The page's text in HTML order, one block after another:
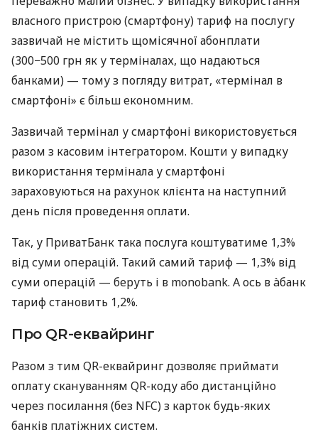
власного пристрою (смартфону) тариф на послугу
зазвичай не містить щомісячної абонплати
(300−500 грн як у терміналах, що надаються
банками) — тому з погляду витрат, «термінал в
смартфоні» є більш економним.
Зазвичай термінал у смартфоні використовується
разом з касовим інтегратором. Кошти у випадку
використання термінала у смартфоні
зараховуються на рахунок клієнта на наступний
день після проведення оплати.
Так, у ПриватБанк така послуга коштуватиме 1,3%
від суми операцій. Такий самий тариф — 1,3% від
суми операцій — беруть і в monobank. А ось в àбанк
тариф становить 1,2%.
Про QR-еквайринг
Разом з тим QR-еквайринг дозволяє приймати
оплату скануванням QR-коду або дистанційно
через посилання (без NFC) з карток будь-яких
банків платіжних систем.